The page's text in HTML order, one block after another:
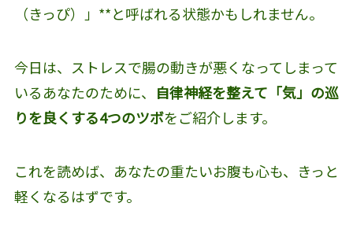
（きっぴ）」**と呼ばれる状態かもしれません。
今日は、ストレスで腸の動きが悪くなってしまって
いるあなたのために、 自律神経を整えて「気」の巡
りを良くする4つのツボをご紹介します。
これを読めば、あなたの重たいお腹も心も、きっと
軽くなるはずです。